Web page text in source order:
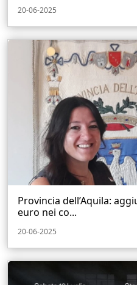
20-06-2025
Provincia dell’Aquila:
euro nei co...
20-06-2025